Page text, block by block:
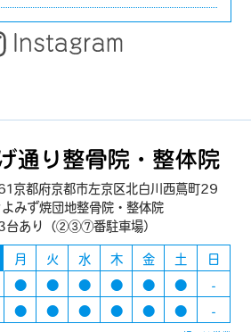
都府京都市左京区北白川西蔦町29
みず焼団地整骨院・整体院
台あり（②③⑦番駐車場）
月 火 水 木 金 土
日
● ● ● ● ● ●
-
● ● ● ● ● ● -